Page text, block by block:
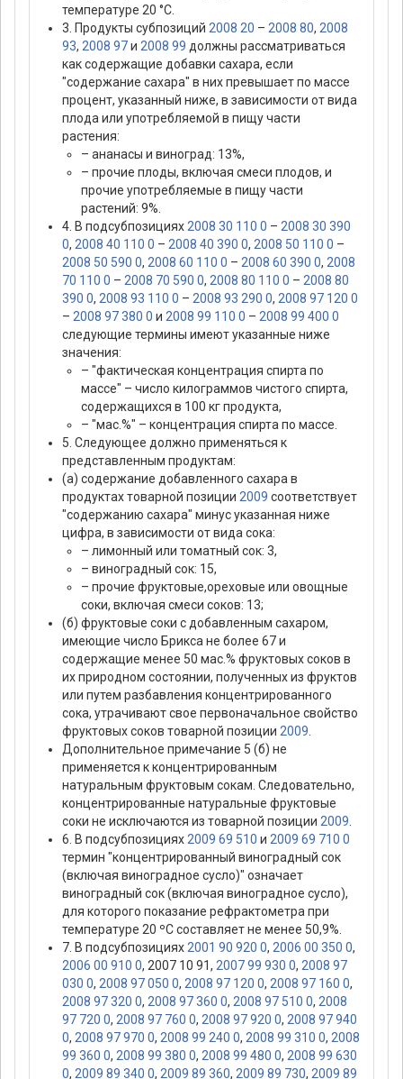
температуре 20 °С.
3. Продукты субпозиций 2008 20 – 2008 80, 2008
93, 2008 97и 2008 99 должны рассматриваться
как содержащие добавки сахара, если
"содержание сахара" в них превышает по массе
процент, указанный ниже, в зависимости от вида
плода или употребляемой в пищу части
растения:
– ананасы и виноград: 13%,
– прочие плоды, включая смеси плодов, и
прочие употребляемые в пищу части
растений: 9%.
4. В подсубпозициях 2008 30 110 0 – 2008 30 390
0, 2008 40 110 0 – 2008 40 390 0, 2008 50 110 0 –
2008 50 590 0, 2008 60 110 0 – 2008 60 390 0, 2008
70 110 0 – 2008 70 590 0, 2008 80 110 0 – 2008 80
390 0, 2008 93 110 0 – 2008 93 290 0, 2008 97 120 0
– 2008 97 380 0 и 2008 99 110 0 – 2008 99 400 0
следующие термины имеют указанные ниже
значения:
– "фактическая концентрация спирта по
массе" – число килограммов чистого спирта,
содержащихся в 100 кг продукта,
– "мас.%" – концентрация спирта по массе.
5. Следующее должно применяться к
представленным продуктам:
(а) содержание добавленного сахара в
продуктах товарной позиции 2009 соответствует
"содержанию сахара" минус указанная ниже
цифра, в зависимости от вида сока:
– лимонный или томатный сок: 3,
– виноградный сок: 15,
– прочие фруктовые,ореховые или овощные
соки, включая смеси соков: 13;
(б) фруктовые соки с добавленным сахаром,
имеющие число Брикса не более 67 и
содержащие менее 50 мас.% фруктовых соков в
их природном состоянии, полученных из фруктов
или путем разбавления концентрированного
сока, утрачивают свое первоначальное свойство
фруктовых соков товарной позиции 2009
Дополнительное примечание 5 (б) не
применяется к концентрированным
натуральным фруктовым сокам. Следовательно,
концентрированные натуральные фруктовые
соки не исключаются из товарной позиции 2009
6. В подсубпозициях 2009 69 510 и 2009 69 710 0
термин "концентрированный виноградный сок
(включая виноградное сусло)" означает
виноградный сок (включая виноградное сусло),
для которого показание рефрактометра при
температуре 20 ºС составляет не менее 50,9%.
7. В подсубпозициях 2001 90 920 0, 2006 00 350 0,
2006 00 910 0, 2007 10 91, 2007 99 930 0, 2008 97
030 0, 2008 97 050 0, 2008 97 120 0, 2008 97 160 0,
2008 97 320 0, 2008 97 360 0, 2008 97 510 0, 2008
97 720 0, 2008 97 760 0, 2008 97 920 0, 2008 97 940
0, 2008 97 970 0, 2008 99 240 0, 2008 99 310 0, 2008
99 360 0, 2008 99 380 0, 2008 99 480 0, 2008 99 630
0, 2009 89 340 0, 2009 89 360, 2009 89 730, 2009 89